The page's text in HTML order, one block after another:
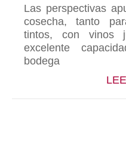
Las perspectivas
cosecha, tanto
tintos, con vinos
excelente
bodega